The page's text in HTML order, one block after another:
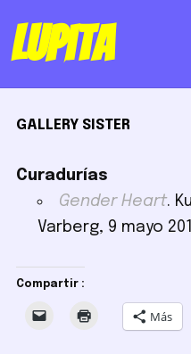
Lupita
GALLERY SISTER
Curadurías
Gender Heart.
Varberg, 9 mayo
Compartir :
Más